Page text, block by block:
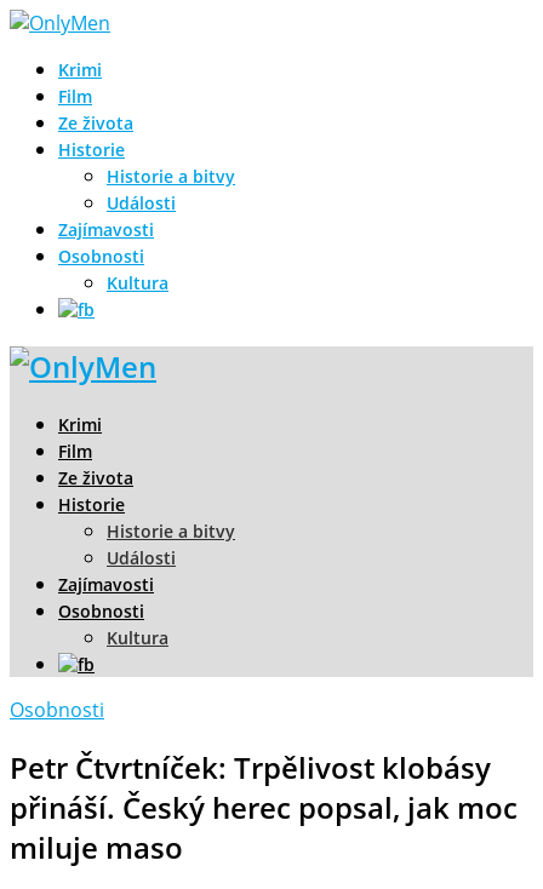
Krimi
Film
Ze života
Historie
Historie a bitvy
Události
Zajímavosti
Osobnosti
Kultura
Krimi
Film
Ze života
Historie
Historie a bitvy
Události
Zajímavosti
Osobnosti
Kultura
Osobnosti
Petr Čtvrtníček: Trpělivost klobásy
přináší. Český herec popsal, jak moc
miluje maso